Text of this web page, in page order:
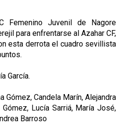
Femenino Juvenil de Nagore
para enfrentarse al Azahar CF,
esta derrota el cuadro sevillista
García.
Gómez, Candela Marín, Alejandra
Lucía Sarriá, María José,
Barroso